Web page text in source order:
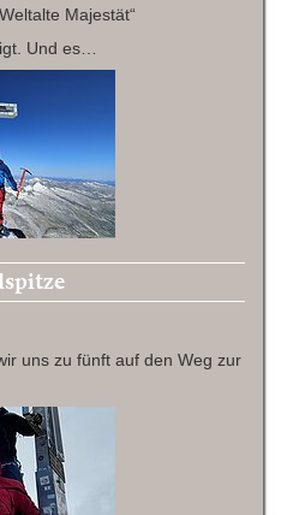
Majestät“
Und es…
uns zu fünft auf den Weg zur